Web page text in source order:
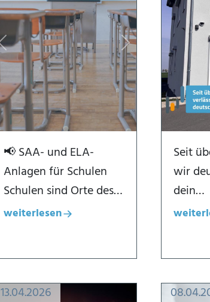
Previous Next
📢 SAA- und ELA-
Anlagen für Schulen
Schulen sind Orte des…
weiterlesen
Dialogfenster öffnen
Seit
wir
dein…
13.04.2026